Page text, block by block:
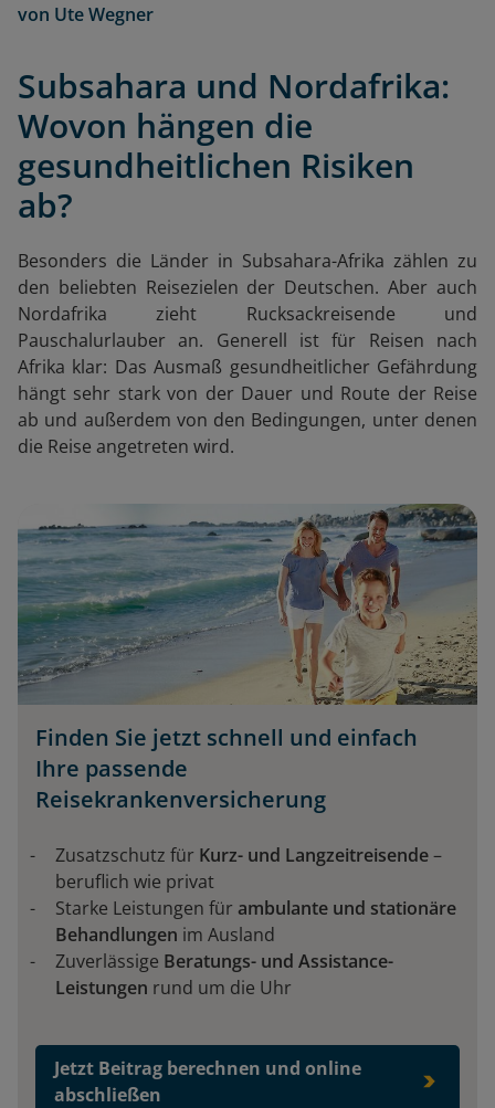
von Ute Wegner
Subsahara und Nordafrika:
Wovon hängen die
gesundheitlichen Risiken
ab?
Besonders die Länder in Subsahara-Afrika zählen zu
den beliebten Reisezielen der Deutschen. Aber auch
Nordafrika zieht Rucksackreisende und
Pauschalurlauber an. Generell ist für Reisen nach
Afrika klar: Das Ausmaß gesundheitlicher Gefährdung
hängt sehr stark von der Dauer und Route der Reise
ab und außerdem von den Bedingungen, unter denen
die Reise angetreten wird.
Finden Sie jetzt schnell und einfach
Ihre passende
Reisekrankenversicherung
Zusatzschutz für Kurz- und Langzeitreisende–
beruflich wie privat
Starke Leistungen für ambulante und stationäre
Behandlungen im Ausland
Zuverlässige Beratungs- und Assistance-
Leistungen rund um die Uhr
Jetzt Beitrag berechnen und online
abschließen